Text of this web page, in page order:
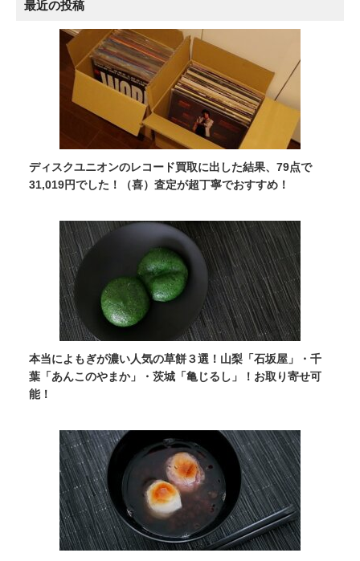
最近の投稿
ディスクユニオンのレコード買取に出した結果、79点で
31,019円でした！（喜）査定が超丁寧でおすすめ！
本当によもぎが濃い人気の草餅３選！山梨「石坂屋」・千
葉「あんこのやまか」・茨城「亀じるし」！お取り寄せ可
能！